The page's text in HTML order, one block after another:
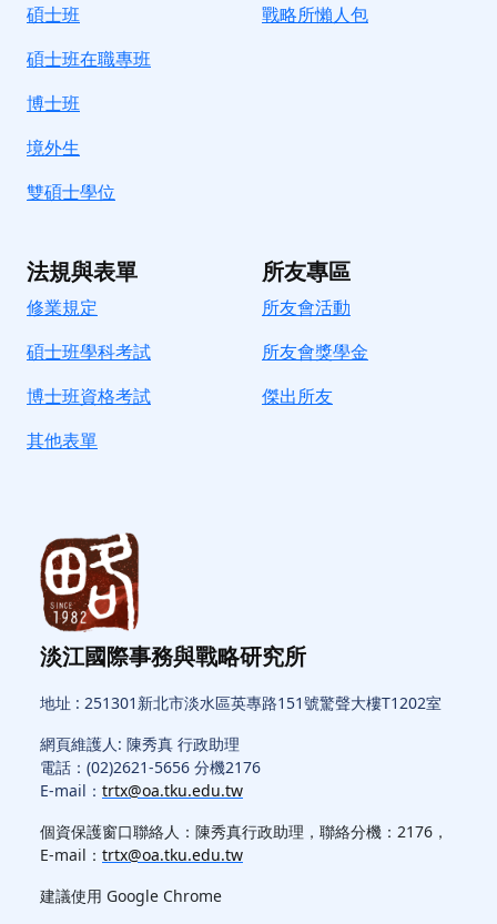
碩士班
碩士班在職專班
博士班
境外生
雙碩士學位
戰略所懶人包
法規與表單
修業規定
碩士班學科考試
博士班資格考試
其他表單
所友專區
所友會活動
所友會獎學金
傑出所友
淡江國際事務與戰略研究所
地址 : 251301新北市淡水區英專路151號驚聲大樓T1202室
網頁維護人: 陳秀真 行政助理
電話：(02)2621-5656 分機2176
E-mail： trtx@oa.tku.edu.tw
個資保護窗口聯絡人：陳秀真行政助理，聯絡分機：2176，
E-mail： trtx@oa.tku.edu.tw
建議使用 Google Chrome